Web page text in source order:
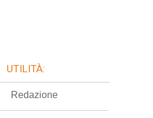
UTILITÀ:
Redazione